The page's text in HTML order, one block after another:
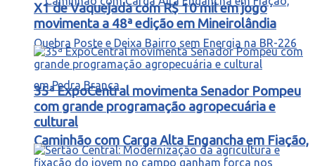
Caminhão com Carga Alta Engancha em Fiação,
X1 de Vaquejada com R$ 10 mil em jogo
movimenta a 48ª edição em Mineirolândia
35ª ExpoCentral movimenta Senador Pompeu
com grande programação agropecuária e
cultural